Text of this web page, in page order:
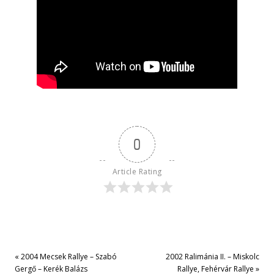
0
Article Rating
« 2004 Mecsek Rallye – Szabó
Gergő – Kerék Balázs
2002 Ralimánia II. – Miskolc
Rallye, Fehérvár Rallye »